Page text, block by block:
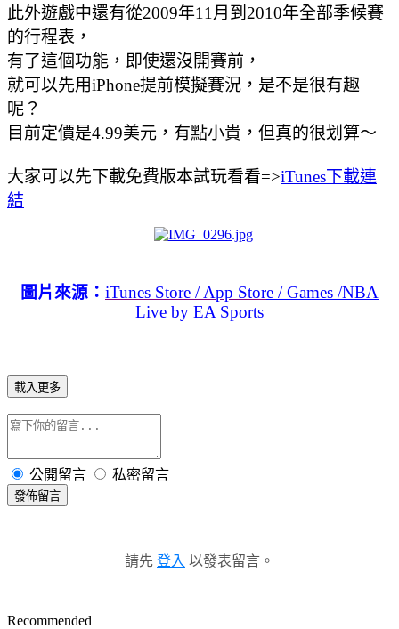
此外遊戲中還有從2009年11月到2010年全部季候賽
的行程表，
有了這個功能，即使還沒開賽前，
就可以先用iPhone提前模擬賽況，是不是很有趣
呢？
目前定價是4.99美元，有點小貴，但真的很划算～
大家可以先下載免費版本試玩看看=>iTunes下載連
結
圖片來源： iTunes Store / App Store / Games /NBA
Live by EA Sports
載入更多
公開留言 私密留言
發佈留言
請先 登入 以發表留言。
Recommended